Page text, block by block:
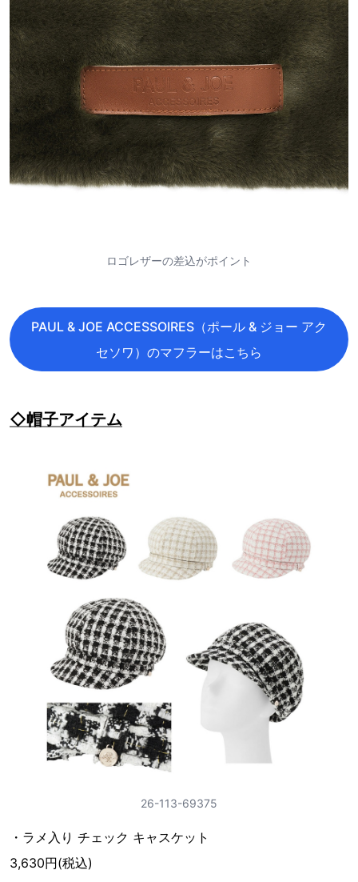
ロゴレザーの差込がポイント
PAUL & JOE ACCESSOIRES（ポール & ジョー アク
セソワ）のマフラーはこちら
◇帽子アイテム
26-113-69375
・ラメ入り チェック キャスケット
3,630円(税込)